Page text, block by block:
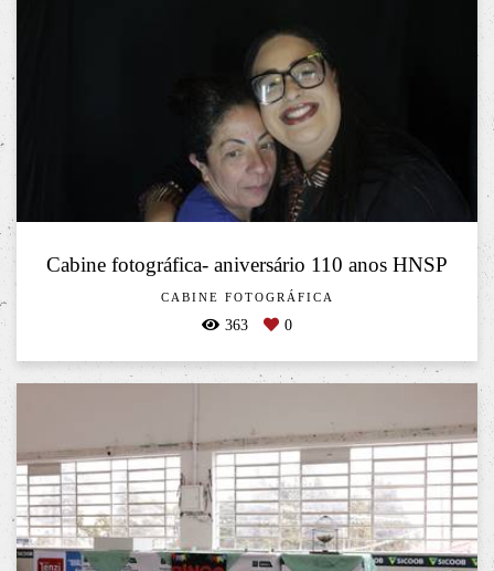
Cabine fotográfica- aniversário 110 anos HNSP
CABINE FOTOGRÁFICA
363 0